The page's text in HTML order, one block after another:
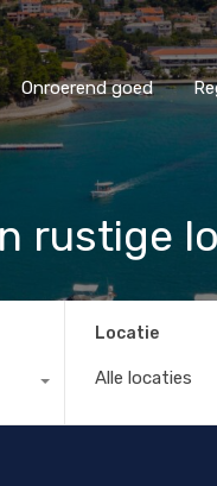
Onroerend goed
Onroerend goed
rustige
Locatie
Alle locaties